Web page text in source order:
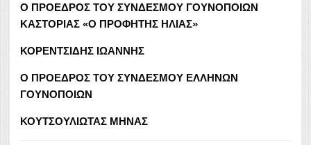
Ο ΠΡΟΕΔΡΟΣ ΤΟΥ ΣΥΝΔΕΣΜΟΥ ΓΟΥΝΟΠΟΙΩΝ
ΚΑΣΤΟΡΙΑΣ «Ο ΠΡΟΦΗΤΗΣ ΗΛΙΑΣ»
ΚΟΡΕΝΤΣΙΔΗΣ ΙΩΑΝΝΗΣ
O ΠΡΟΕΔΡΟΣ ΤΟΥ ΣΥΝΔΕΣΜΟΥ ΕΛΛΗΝΩΝ
ΓΟΥΝΟΠΟΙΩΝ
ΚΟΥΤΣΟΥΛΙΩΤΑΣ ΜΗΝΑΣ